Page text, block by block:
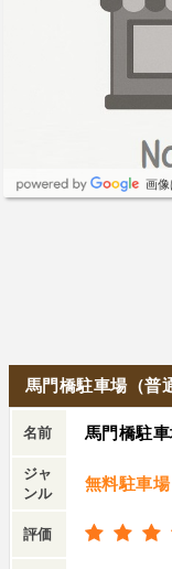
画
馬門橋駐車場（普
名前 馬門橋駐車
ジャ
ンル
無料駐車場
評価